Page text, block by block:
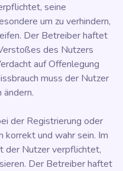
seine
um zu verhindern,
Der Betreiber haftet
des Nutzers
auf Offenlegung
muss der Nutzer
ändern.
der Registrierung oder
korrekt und wahr sein. Im
der Nutzer verpflichtet,
Der Betreiber haftet